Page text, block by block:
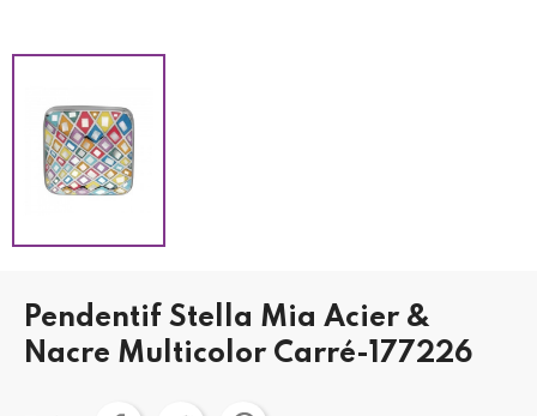
Pendentif Stella Mia Acier &
Nacre Multicolor Carré-177226